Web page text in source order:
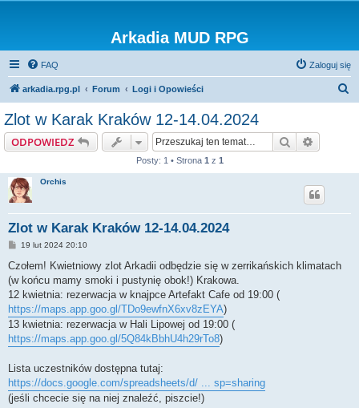
Arkadia MUD RPG
FAQ Zaloguj się
arkadia.rpg.pl Forum Logi i Opowieści
Zlot w Karak Kraków 12-14.04.2024
ODPOWIEDZ Szukaj
Posty: 1 • Strona 1 z 1
Orchis
Zlot w Karak Kraków 12-14.04.2024
P
s
19 lut 2024 20:10
Czołem! Kwietniowy zlot Arkadii odbędzie się w zerrikańskich klimatach
(w końcu mamy smoki i pustynię obok!) Krakowa.
12 kwietnia: rezerwacja w knajpce Artefakt Cafe od 19:00 (
https://maps.app.goo.gl/TDo9ewfnX6xv8zEYA)
13 kwietnia: rezerwacja w Hali Lipowej od 19:00 (
https://maps.app.goo.gl/5Q84kBbhU4h29rTo8)
Lista uczestników dostępna tutaj:
https://docs.google.com/spreadsheets/d/ ... sp=sharing
(jeśli chcecie się na niej znaleźć, piszcie!)